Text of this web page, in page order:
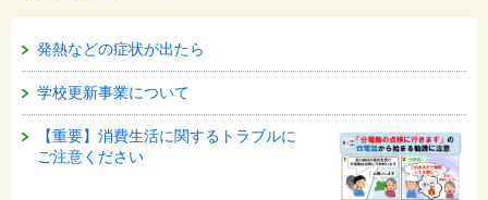
発熱などの症状が出たら
学校更新事業について
【重要】消費生活に関するトラブルに
ご注意ください